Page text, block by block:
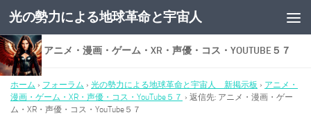
コンテンツへスキップ
光の勢力による地球革命と宇宙人
返信先: アニメ・漫画・ゲーム・XR・声優・コス・YOUTUBE５７
ホーム › フォーラム › 光の勢力による地球革命と宇宙人 新掲示板 › アニメ・
漫画・ゲーム・XR・声優・コス・YouTube５７ › 返信先: アニメ・漫画・ゲー
ム・XR・声優・コス・YouTube５７